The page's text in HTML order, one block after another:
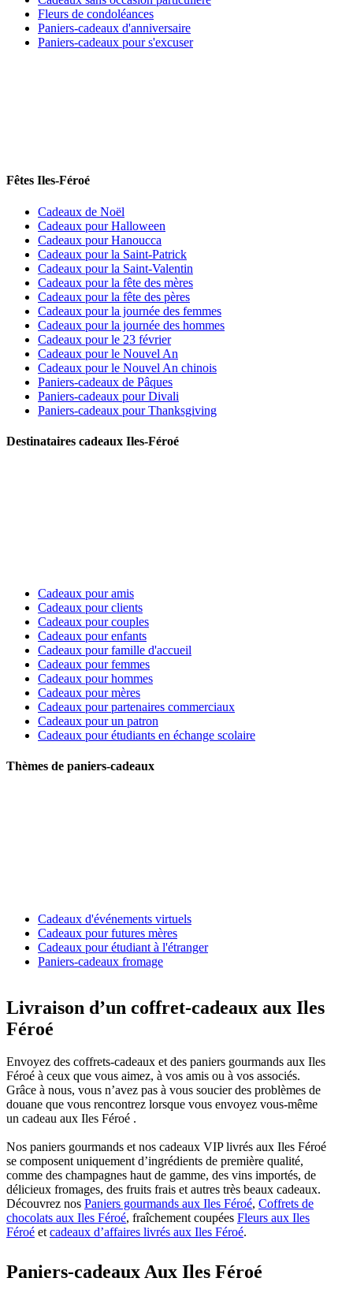
Fleurs de condoléances
Paniers-cadeaux d'anniversaire
Paniers-cadeaux pour s'excuser
Fêtes Iles-Féroé
Cadeaux de Noël
Cadeaux pour Halloween
Cadeaux pour Hanoucca
Cadeaux pour la Saint-Patrick
Cadeaux pour la Saint-Valentin
Cadeaux pour la fête des mères
Cadeaux pour la fête des pères
Cadeaux pour la journée des femmes
Cadeaux pour la journée des hommes
Cadeaux pour le 23 février
Cadeaux pour le Nouvel An
Cadeaux pour le Nouvel An chinois
Paniers-cadeaux de Pâques
Paniers-cadeaux pour Divali
Paniers-cadeaux pour Thanksgiving
Destinataires cadeaux Iles-Féroé
Cadeaux pour amis
Cadeaux pour clients
Cadeaux pour couples
Cadeaux pour enfants
Cadeaux pour famille d'accueil
Cadeaux pour femmes
Cadeaux pour hommes
Cadeaux pour mères
Cadeaux pour partenaires commerciaux
Cadeaux pour un patron
Cadeaux pour étudiants en échange scolaire
Thèmes de paniers-cadeaux
Cadeaux d'événements virtuels
Cadeaux pour futures mères
Cadeaux pour étudiant à l'étranger
Paniers-cadeaux fromage
Livraison d’un coffret-cadeaux aux Iles
Féroé
Envoyez des coffrets-cadeaux et des paniers gourmands aux Iles
Féroé à ceux que vous aimez, à vos amis ou à vos associés.
Grâce à nous, vous n’avez pas à vous soucier des problèmes de
douane que vous rencontrez lorsque vous envoyez vous-même
un cadeau aux Iles Féroé .
Nos paniers gourmands et nos cadeaux VIP livrés aux Iles Féroé
se composent uniquement d’ingrédients de première qualité,
comme des champagnes haut de gamme, des vins importés, de
délicieux fromages, des fruits frais et autres très beaux cadeaux.
Découvrez nos Paniers gourmands aux Iles Féroé, Coffrets de
chocolats aux Iles Féroé, fraîchement coupées Fleurs aux Iles
Féroé etcadeaux d’affaires livrés aux Iles Féroé.
Paniers-cadeaux Aux Iles Féroé